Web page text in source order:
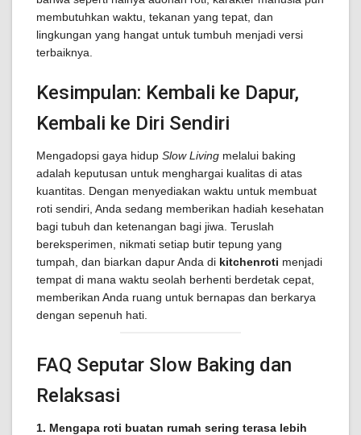
membutuhkan waktu, tekanan yang tepat, dan
lingkungan yang hangat untuk tumbuh menjadi versi
terbaiknya.
Kesimpulan: Kembali ke Dapur,
Kembali ke Diri Sendiri
Mengadopsi gaya hidup Slow Living melalui baking
adalah keputusan untuk menghargai kualitas di atas
kuantitas. Dengan menyediakan waktu untuk membuat
roti sendiri, Anda sedang memberikan hadiah kesehatan
bagi tubuh dan ketenangan bagi jiwa. Teruslah
bereksperimen, nikmati setiap butir tepung yang
tumpah, dan biarkan dapur Anda di kitchenroti menjadi
tempat di mana waktu seolah berhenti berdetak cepat,
memberikan Anda ruang untuk bernapas dan berkarya
dengan sepenuh hati.
FAQ Seputar Slow Baking dan
Relaksasi
1. Mengapa roti buatan rumah sering terasa lebih